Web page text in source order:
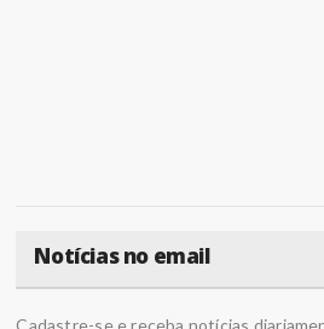
Notícias no email